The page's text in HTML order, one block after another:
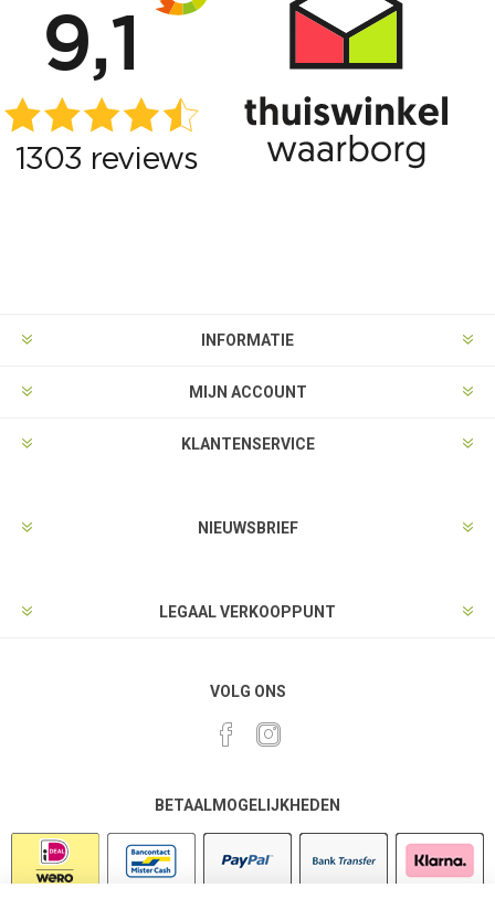
INFORMATIE
MIJN ACCOUNT
KLANTENSERVICE
NIEUWSBRIEF
LEGAAL VERKOOPPUNT
VOLG ONS
BETAALMOGELIJKHEDEN